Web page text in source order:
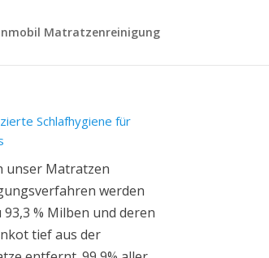
Matratzenreinigung
Schlafhygiene für
unser Matratzen
werden
93,3 % Milben und deren
tief aus der